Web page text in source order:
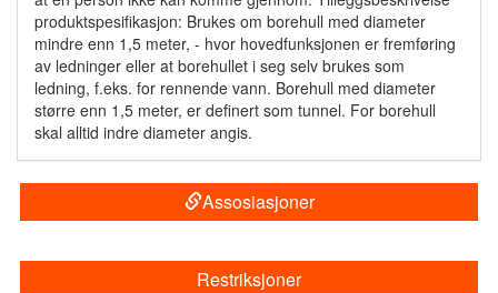
produktspesifikasjon: Brukes om borehull med diameter
mindre enn 1,5 meter, - hvor hovedfunksjonen er fremføring
av ledninger eller at borehullet i seg selv brukes som
ledning, f.eks. for rennende vann. Borehull med diameter
større enn 1,5 meter, er definert som tunnel. For borehull
skal alltid indre diameter angis.
Assosiasjoner
Restriksjoner